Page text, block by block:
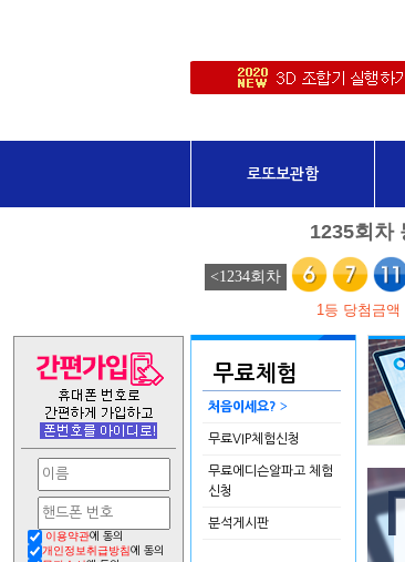
이용약관에 동의
개인정보취급방침에 동의
로또보관함
무료체험
처음이세요? >
무료VIP체험신청
무료에디슨알파고 체험
신청
분석게시판